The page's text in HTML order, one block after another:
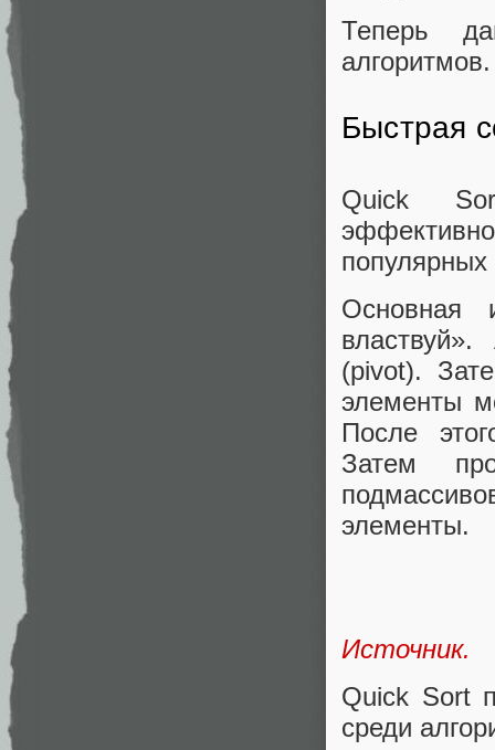
Теперь
алгоритмов.
Быстрая
Quick
Основная
(pivot).
элементы
После
Затем
элементы.
Источник.
Quick Sort
среди